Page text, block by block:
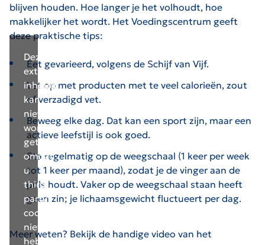
blijven houden. Hoe langer je het volhoudt, hoe
makkelijker het wordt. Het Voedingscentrum geeft
deze praktische tips:
Eet gevarieerd, volgens de Schijf van Vijf.
Let op met producten met te veel calorieën, zout
of verzadigd vet.
Beweeg elke dag. Dat kan een sport zijn, maar een
actieve leefstijl is ook goed.
Sta regelmatig op de weegschaal (1 keer per week
tot 1 keer per maand), zodat je de vinger aan de
pols houdt. Vaker op de weegschaal staan heeft
geen zin; je lichaamsgewicht fluctueert per dag.
Meer weten? Bekijk de handige video van het
Deze
externe
inhoud
kan
niet
worden
getoond
omdat
u
third-
party
cookies
niet
hebt